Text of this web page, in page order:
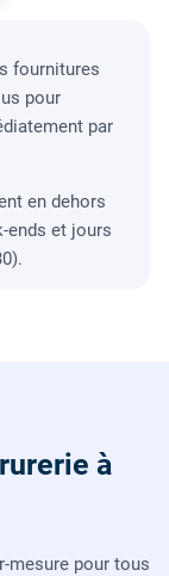
fournitures
pour
par
en dehors
ends et jours
à
mesure pour tous